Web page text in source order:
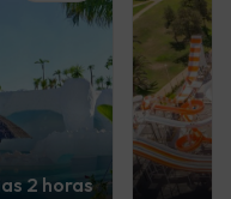
2 horas